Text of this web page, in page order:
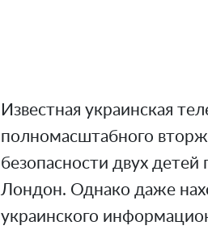
Известная украинская
полномасштабного
безопасности двух детей
Лондон. Однако даже
украинского